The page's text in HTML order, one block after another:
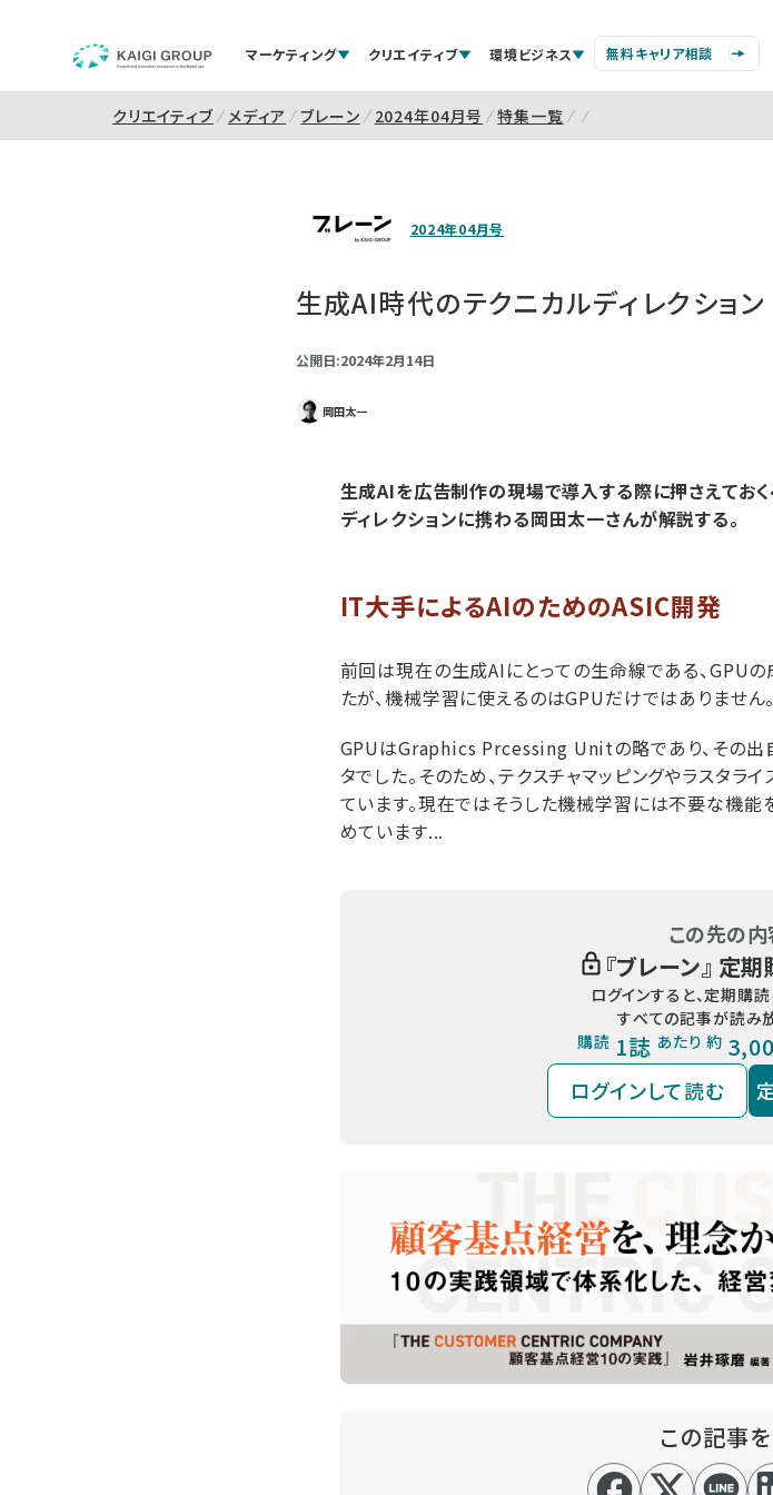
マーケティング クリエイティブ 環境ビジネス 無料キャリア相談
クリエイティブ メディア ブレーン 2024年04月号 特集一覧
2024年04月号
生成AI時代のテクニカルディレクション
公開日:2024年2月14日
岡田太一
生成AIを広告制作の現場で導入する際に押さえてお
ディレクションに携わる岡田太一さんが解説する。
IT大手によるAIのためのASIC開発
前回は現在の生成AIにとっての生命線である、GPUの
たが、機械学習に使えるのはGPUだけではありません。
GPUはGraphics Prcessing Unitの略であり、その出
タでした。そのため、テクスチャマッピングやラスタラ
ています。現在ではそうした機械学習には不要な機能
めています...
この先の
『ブレーン』 定
ログインすると、定期購
すべての記事が読み
購読 1誌 あたり 約
ログインして読む
この記事